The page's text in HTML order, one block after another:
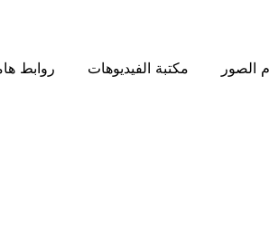
الصور مكتبة الفيديوهات روابط